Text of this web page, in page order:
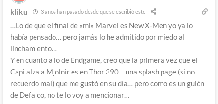
kliku 3 años han pasado desde que se escribió esto
…Lo de que el final de «mi» Marvel es New X-Men yo ya lo
había pensado… pero jamás lo he admitido por miedo al
linchamiento…
Y en cuanto a lo de Endgame, creo que la primera vez que el
Capi alza a Mjolnir es en Thor 390… una splash page (si no
recuerdo mal) que me gustó en su día… pero como es un guión
de Defalco, no te lo voy a mencionar…